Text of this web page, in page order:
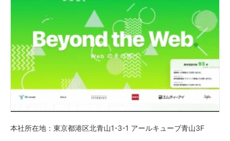
本社所在地：東京都港区北青山1-3-1 アールキューブ青山3F